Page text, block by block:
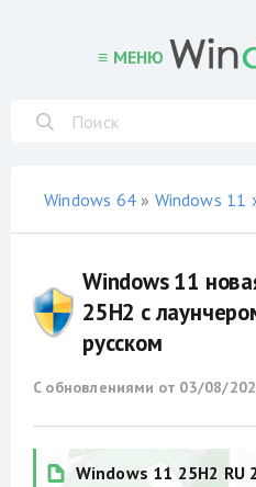
≡ МЕНЮ
Windows 64» Windows 11
Windows 11
25H2 с
русском
С обновлениями от 03/08/
Windows 11 25H2 RU